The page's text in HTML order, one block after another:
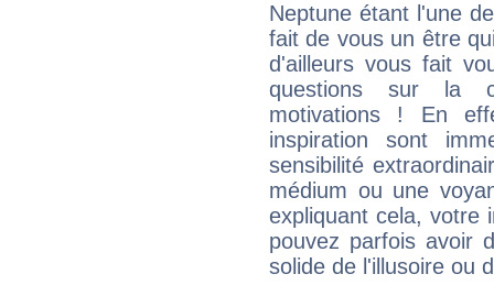
Neptune étant l'une
fait de vous un être
d'ailleurs vous fait
questions sur la
motivations ! En
inspiration sont
sensibilité
médium ou une
expliquant cela, votre
pouvez parfois avoir
solide de l'illusoire ou